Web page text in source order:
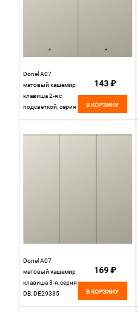
Donel A07
матовый кашемир
клавиша 2-я с
подсветкой, серия
143 ₽
В КОРЗИНУ
Donel A07
матовый кашемир
клавиша 3-я, серия
DB, DE29335
169 ₽
В КОРЗИНУ